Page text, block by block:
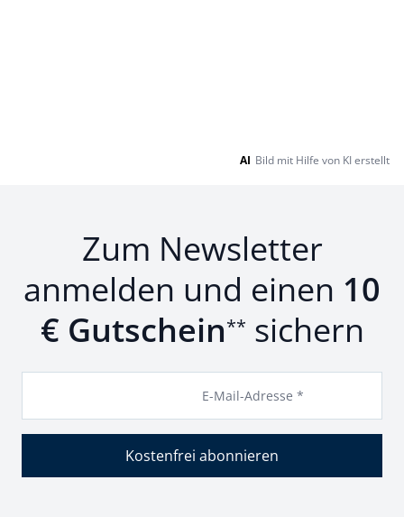
AI Bild mit Hilfe von KI erstellt
Zum Newsletter
anmelden und einen 10
€ Gutschein** sichern
E-Mail-Adresse *
Kostenfrei abonnieren